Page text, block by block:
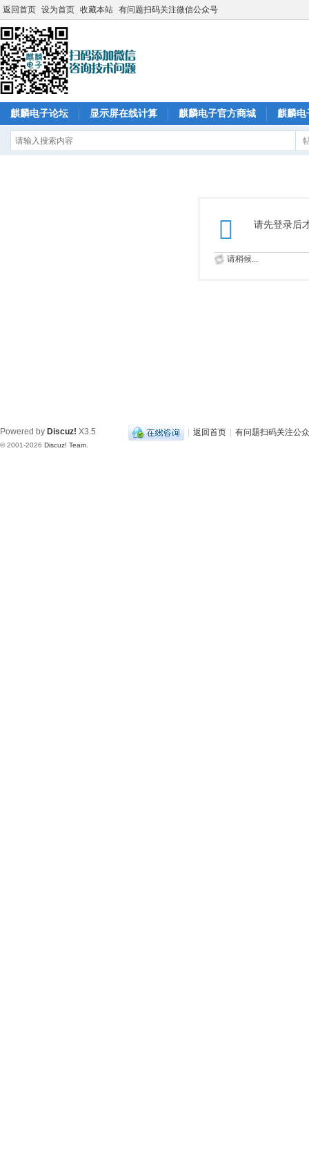
返回首页 设为首页 收藏本站 有问题扫码关注微信公众号
麒麟电子论坛 显示屏在线计算 麒麟电子官方商城 麒麟电
请先登录后
请稍候...
| 返回首页 | 有问题扫码关注公
Powered by Discuz! X3.5
© 2001-2026 Discuz! Team